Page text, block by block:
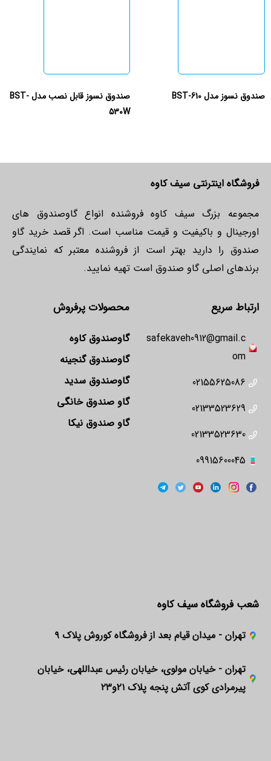
صندوق نسوز مدل BST-610
صندوق نسوز قابل نصب مدل BST-
530W
فروشگاه اینترنتی سیف کاوه
مجموعه بزرگ سیف کاوه فروشنده انواع گاوصندوق های
اورجینال و باکیفیت و قیمت مناسب است. اگر قصد خرید گاو
صندوق را دارید بهتر است از فروشنده معتبر که نمایندگی
برندهای اصلی گاو صندوق است تهیه نمایید.
ارتباط سریع
safekaveh0912@gmail.c
om
02155625086
02133523629
02133523630
09915600045
محصولات پرفروش
گاوصندوق کاوه
گاوصندوق گنجینه
گاوصندوق سدید
گاو صندوق خانگی
گاو صندوق نیکا
شعب فروشگاه سیف کاوه
تهران - میدان قیام بعد از فروشگاه کوروش پلاک ۹
تهران - خیابان مولوی، خیابان رئیس عبداللهی، خیابان
پیرمرادی کوی آتش پنجه پلاک ۲۱و۲۳